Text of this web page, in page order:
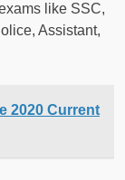
like SSC,
Assistant,
2020 Current